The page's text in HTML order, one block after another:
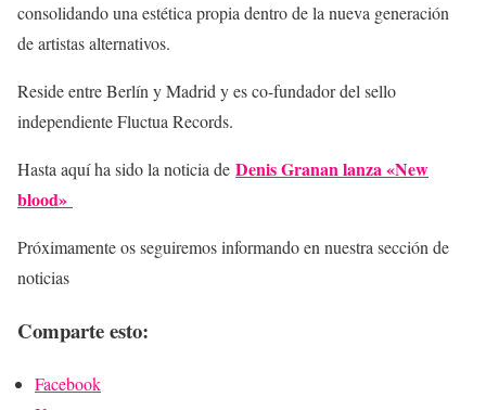
consolidando una estética propia dentro de la nueva generación
de artistas alternativos.
Reside entre Berlín y Madrid y es co-fundador del sello
independiente Fluctua Records.
Hasta aquí ha sido la noticia de Denis Granan lanza «New
blood»
Próximamente os seguiremos informando en nuestra sección de
noticias
Comparte esto:
Facebook